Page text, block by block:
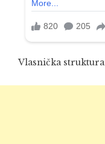
Vlasnička struktura